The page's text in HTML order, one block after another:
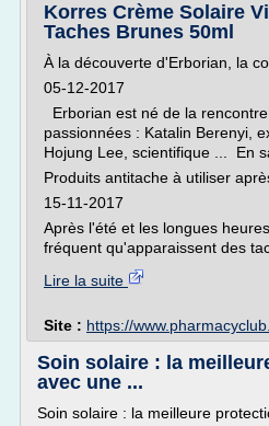
Korres Crème Solaire
Taches Brunes 50ml
À la découverte d'Erborian, la
05-12-2017
Erborian est né de la
passionnées : Katalin Berenyi,
Hojung Lee, scientifique ... En
Produits antitache à utiliser
15-11-2017
Après l'été et les longues
fréquent qu'apparaissent des
Lire la suite
Site : https://
Soin solaire : la
avec une ...
Soin solaire : la meilleure